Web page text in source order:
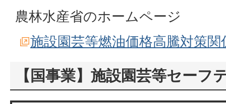
農林水産省のホームページ
施設園芸等燃油価格高騰対策関
【国事業】施設園芸等セーフ